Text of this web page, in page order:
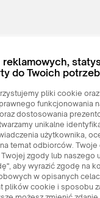
do Twoich
pliki cookie
funkcjonowania
dostosowania
unikalne
użytkownika,
temat odbiorców.
zgody lub naszego
aby wyrazić zgodę na
w opisanych
plików cookie i sposobu